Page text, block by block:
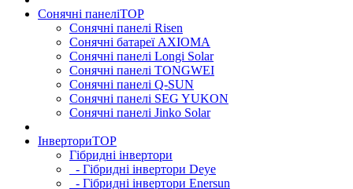
Сонячні панеліTOP
Сонячні панелі Risen
Сонячні батареї AXIOMA
Сонячні панелі Longi Solar
Сонячні панелі TONGWEI
Сонячні панелі Q-SUN
Сонячні панелі SEG YUKON
Сонячні панелі Jinko Solar
ІнверториTOP
Гібридні інвертори
- Гібридні інвертори Deye
- Гібридні інвертори Enersun